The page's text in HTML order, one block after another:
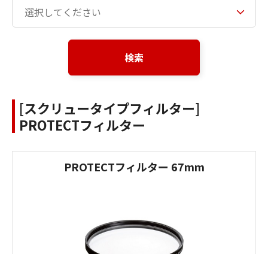
検索
[スクリュータイプフィルター]
PROTECTフィルター
PROTECTフィルター 67mm